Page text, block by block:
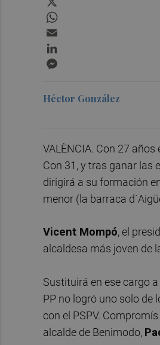
Héctor González
VALÈNCIA. Con 27
Con 31, y tras ganar las
dirigirá a su formación
menor (la barraca
Vicent Mompó, el
alcaldesa más joven de
Sustituirá en ese cargo a
PP no logró uno solo de
con el PSPV.
alcalde de Benimodo,